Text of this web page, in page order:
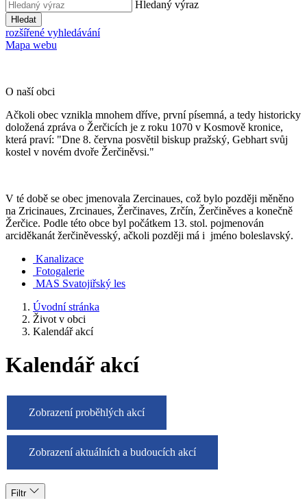
Hledaný výraz
Hledat
rozšířené vyhledávání
Mapa webu
O naší obci
Ačkoli obec vznikla mnohem dříve, první písemná, a tedy historicky
doložená zpráva o Žerčicích je z roku 1070 v Kosmově kronice,
která praví: "Dne 8. června posvětil biskup pražský, Gebhart svůj
kostel v novém dvoře Žerčiněvsi."
V té době se obec jmenovala Zercinaues, což bylo později měněno
na Zricinaues, Zrcinaues, Žerčinaves, Zrčín, Žerčiněves a konečně
Žerčice. Podle této obce byl počátkem 13. stol. pojmenován
arciděkanát žerčiněvesský, ačkoli později má i jméno boleslavský.
Kanalizace
Fotogalerie
MAS Svatojiřský les
Úvodní stránka
Život v obci
Kalendář akcí
Kalendář akcí
Zobrazení proběhlých akcí
Zobrazení aktuálních a budoucích akcí
Filtr